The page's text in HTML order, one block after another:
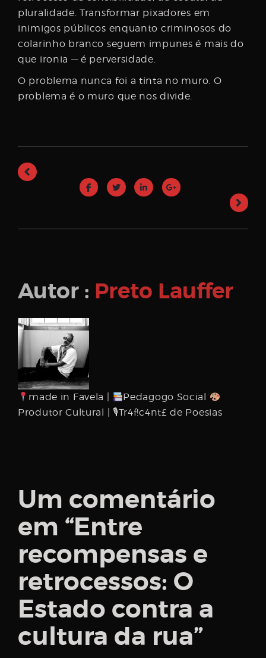
pluralidade. Transformar pixadores em
inimigos públicos enquanto criminosos do
colarinho branco seguem impunes é mais do
que ironia — é perversidade.
O problema nunca foi a tinta no muro. O
problema é o muro que nos divide.
Autor : Preto Lauffer
made in Favela |
Pedagogo Social
Produtor Cultural | 🎙Tr4f!c4nt£ de Poesias
Um comentário
em “Entre
recompensas e
retrocessos: O
Estado contra a
cultura da rua”